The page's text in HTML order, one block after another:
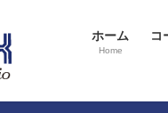
ホーム
Home
コ